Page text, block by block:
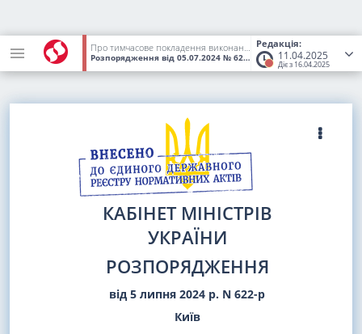
Редакція:
11.04.2025
Діє з 16.04.2025
Про тимчасове покладення виконання обов'язків Голови Державного агентства України з питань кіно на Шевчук Ю. І.
Розпорядження від 05.07.2024 № 622-р (Статус:Втратив
КАБІНЕТ МІНІСТРІВ
УКРАЇНИ
РОЗПОРЯДЖЕННЯ
від 5 липня 2024 р. N 622-р
Київ